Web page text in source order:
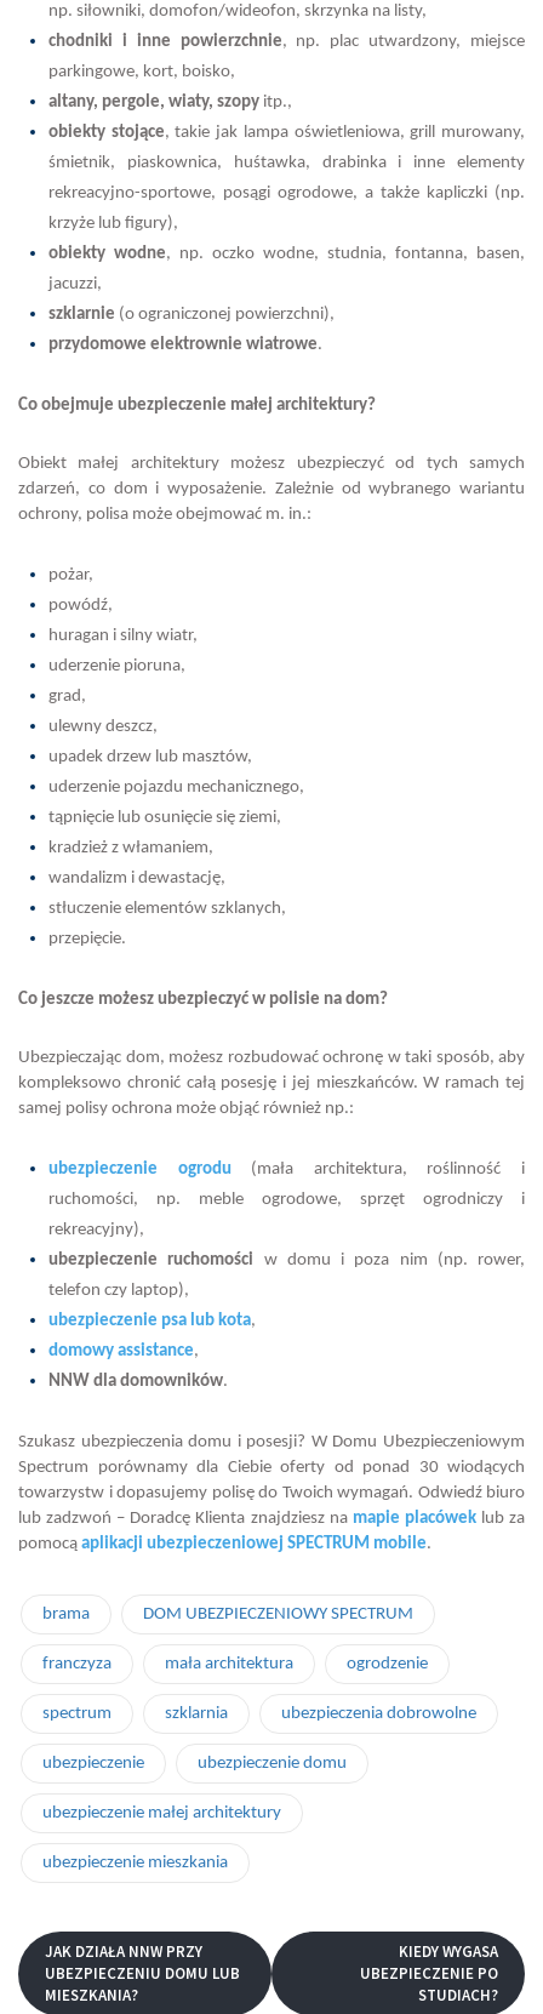
np. siłowniki, domofon/wideofon, skrzynka na listy,
chodniki i inne powierzchnie, np. plac utwardzony, miejsce
parkingowe, kort, boisko,
altany, pergole, wiaty, szopy itp.,
obiekty stojące, takie jak lampa oświetleniowa, grill murowany,
śmietnik, piaskownica, huśtawka, drabinka i inne elementy
rekreacyjno-sportowe, posągi ogrodowe, a także kapliczki (np.
krzyże lub figury),
obiekty wodne, np. oczko wodne, studnia, fontanna, basen,
jacuzzi,
szklarnie (o ograniczonej powierzchni),
przydomowe elektrownie wiatrowe.
Co obejmuje ubezpieczenie małej architektury?
Obiekt małej architektury możesz ubezpieczyć od tych samych
zdarzeń, co dom i wyposażenie. Zależnie od wybranego wariantu
ochrony, polisa może obejmować m. in.:
pożar,
powódź,
huragan i silny wiatr,
uderzenie pioruna,
grad,
ulewny deszcz,
upadek drzew lub masztów,
uderzenie pojazdu mechanicznego,
tąpnięcie lub osunięcie się ziemi,
kradzież z włamaniem,
wandalizm i dewastację,
stłuczenie elementów szklanych,
przepięcie.
Co jeszcze możesz ubezpieczyć w polisie na dom?
Ubezpieczając dom, możesz rozbudować ochronę w taki sposób, aby
kompleksowo chronić całą posesję i jej mieszkańców. W ramach tej
samej polisy ochrona może objąć również np.:
ubezpieczenie ogrodu(mała architektura, roślinność i
ruchomości, np. meble ogrodowe, sprzęt ogrodniczy i
rekreacyjny),
ubezpieczenie ruchomości w domu i poza nim (np. rower,
telefon czy laptop),
ubezpieczenie psa lub kota,
domowy assistance,
NNW dla domowników.
Szukasz ubezpieczenia domu i posesji? W Domu Ubezpieczeniowym
Spectrum porównamy dla Ciebie oferty od ponad 30 wiodących
towarzystw i dopasujemy polisę do Twoich wymagań. Odwiedź biuro
lub zadzwoń – Doradcę Klienta znajdziesz na mapie placóweklub za
pomocą aplikacji ubezpieczeniowej SPECTRUM mobile.
brama DOM UBEZPIECZENIOWY SPECTRUM
franczyza mała architektura ogrodzenie
spectrum szklarnia ubezpieczenia dobrowolne
ubezpieczenie ubezpieczenie domu
ubezpieczenie małej architektury
ubezpieczenie mieszkania
JAK DZIAŁA NNW PRZY
UBEZPIECZENIU DOMU LUB
MIESZKANIA?
KIEDY WYGASA
UBEZPIECZENIE PO
STUDIACH?